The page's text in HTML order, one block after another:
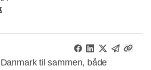
til sammen, både